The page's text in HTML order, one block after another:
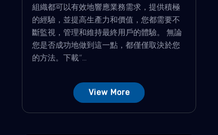
組織都可以有效地響應業務需求，提供積極
的經驗，並提高生產力和價值，您都需要不
斷監視，管理和維持最終用戶的體驗。 無論
您是否成功地做到這一點，都僅僅取決於您
的方法。下載“...
View More